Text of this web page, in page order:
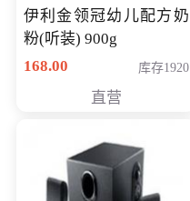
伊利金领冠幼儿配方奶
粉(听装) 900g
168.00
库存1920
直营